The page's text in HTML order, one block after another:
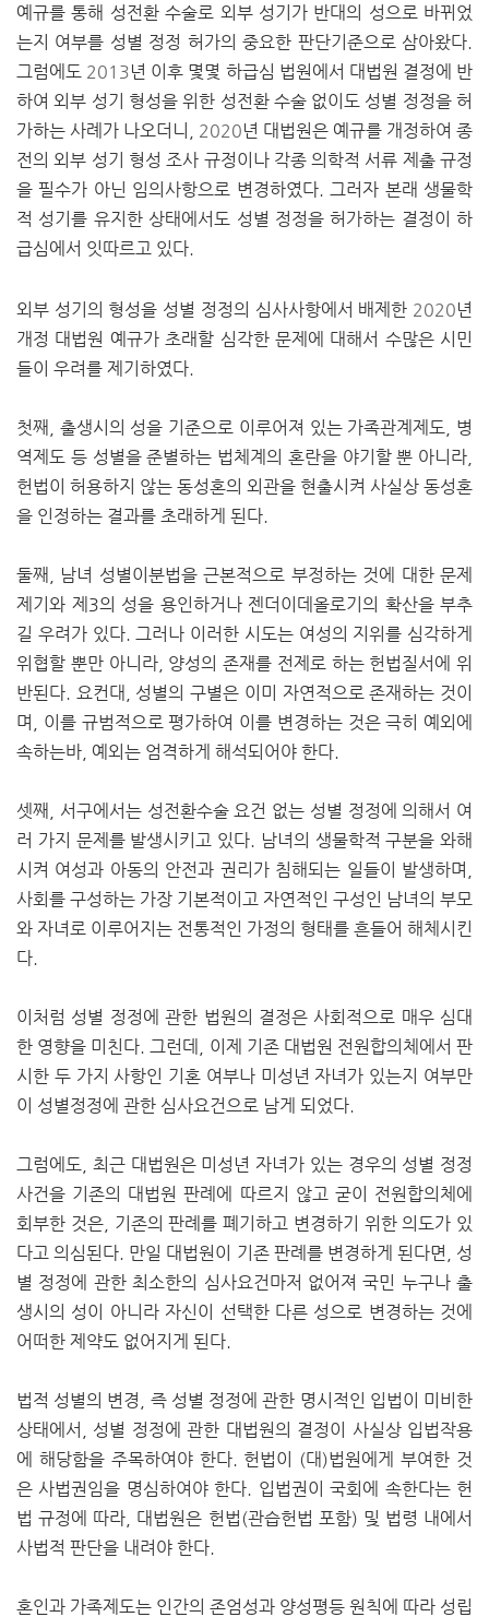
예규를 통해 성전환 수술로 외부 성기가 반대의 성으로 바뀌었
는지 여부를 성별 정정 허가의 중요한 판단기준으로 삼아왔다.
그럼에도 2013년 이후 몇몇 하급심 법원에서 대법원 결정에 반
하여 외부 성기 형성을 위한 성전환 수술 없이도 성별 정정을 허
가하는 사례가 나오더니, 2020년 대법원은 예규를 개정하여 종
전의 외부 성기 형성 조사 규정이나 각종 의학적 서류 제출 규정
을 필수가 아닌 임의사항으로 변경하였다. 그러자 본래 생물학
적 성기를 유지한 상태에서도 성별 정정을 허가하는 결정이 하
급심에서 잇따르고 있다.
외부 성기의 형성을 성별 정정의 심사사항에서 배제한 2020년
개정 대법원 예규가 초래할 심각한 문제에 대해서 수많은 시민
들이 우려를 제기하였다.
첫째, 출생시의 성을 기준으로 이루어져 있는 가족관계제도, 병
역제도 등 성별을 준별하는 법체계의 혼란을 야기할 뿐 아니라,
헌법이 허용하지 않는 동성혼의 외관을 현출시켜 사실상 동성혼
을 인정하는 결과를 초래하게 된다.
둘째, 남녀 성별이분법을 근본적으로 부정하는 것에 대한 문제
제기와 제3의 성을 용인하거나 젠더이데올로기의 확산을 부추
길 우려가 있다. 그러나 이러한 시도는 여성의 지위를 심각하게
위협할 뿐만 아니라, 양성의 존재를 전제로 하는 헌법질서에 위
반된다. 요컨대, 성별의 구별은 이미 자연적으로 존재하는 것이
며, 이를 규범적으로 평가하여 이를 변경하는 것은 극히 예외에
속하는바, 예외는 엄격하게 해석되어야 한다.
셋째, 서구에서는 성전환수술 요건 없는 성별 정정에 의해서 여
러 가지 문제를 발생시키고 있다. 남녀의 생물학적 구분을 와해
시켜 여성과 아동의 안전과 권리가 침해되는 일들이 발생하며,
사회를 구성하는 가장 기본적이고 자연적인 구성인 남녀의 부모
와 자녀로 이루어지는 전통적인 가정의 형태를 흔들어 해체시킨
다.
이처럼 성별 정정에 관한 법원의 결정은 사회적으로 매우 심대
한 영향을 미친다. 그런데, 이제 기존 대법원 전원합의체에서 판
시한 두 가지 사항인 기혼 여부나 미성년 자녀가 있는지 여부만
이 성별정정에 관한 심사요건으로 남게 되었다.
그럼에도, 최근 대법원은 미성년 자녀가 있는 경우의 성별 정정
사건을 기존의 대법원 판례에 따르지 않고 굳이 전원합의체에
회부한 것은, 기존의 판례를 폐기하고 변경하기 위한 의도가 있
다고 의심된다. 만일 대법원이 기존 판례를 변경하게 된다면, 성
별 정정에 관한 최소한의 심사요건마저 없어져 국민 누구나 출
생시의 성이 아니라 자신이 선택한 다른 성으로 변경하는 것에
어떠한 제약도 없어지게 된다.
법적 성별의 변경, 즉 성별 정정에 관한 명시적인 입법이 미비한
상태에서, 성별 정정에 관한 대법원의 결정이 사실상 입법작용
에 해당함을 주목하여야 한다. 헌법이 (대)법원에게 부여한 것
은 사법권임을 명심하여야 한다. 입법권이 국회에 속한다는 헌
법 규정에 따라, 대법원은 헌법(관습헌법 포함) 및 법령 내에서
사법적 판단을 내려야 한다.
혼인과 가족제도는 인간의 존엄성과 양성평등 원칙에 따라 성립